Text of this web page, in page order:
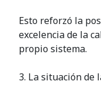
Esto reforzó la
excelencia de la
propio sistema.
3. La situación de